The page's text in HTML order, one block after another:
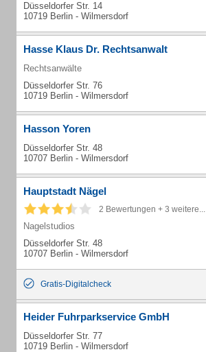
Düsseldorfer Str. 14
10719 Berlin - Wilmersdorf
Hasse Klaus Dr. Rechtsanwalt
Rechtsanwälte
Düsseldorfer Str. 76
10719 Berlin - Wilmersdorf
Hasson Yoren
Düsseldorfer Str. 48
10707 Berlin - Wilmersdorf
Hauptstadt Nägel
2 Bewertungen + 3 weitere...
Nagelstudios
Düsseldorfer Str. 48
10707 Berlin - Wilmersdorf
Gratis-Digitalcheck
Heider Fuhrparkservice GmbH
Düsseldorfer Str. 77
10719 Berlin - Wilmersdorf